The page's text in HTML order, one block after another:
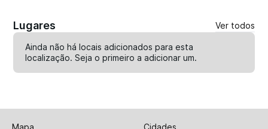
Lugares Ver todos
Ainda não há locais adicionados para esta
localização. Seja o primeiro aadicionar um.
Mapa
Cidades